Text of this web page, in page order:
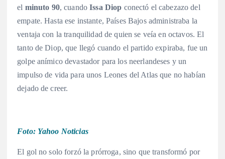
el minuto 90, cuandoIssa Diop conectó el cabezazo del
empate. Hasta ese instante, Países Bajos administraba la
ventaja con la tranquilidad de quien se veía en octavos. El
tanto de Diop, que llegó cuando el partido expiraba, fue un
golpe anímico devastador para los neerlandeses y un
impulso de vida para unos Leones del Atlas que no habían
dejado de creer.
Foto: Yahoo Noticias
El gol no solo forzó la prórroga, sino que transformó por